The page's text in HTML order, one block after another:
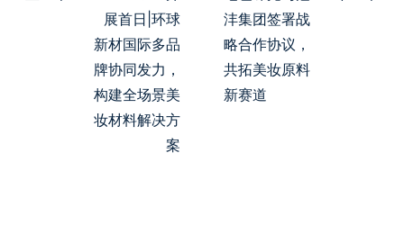
展首日|环球
新材国际多品
牌协同发力，
构建全场景美
妆材料解决方
案
沣集团签署战
略合作协议，
共拓美妆原料
新赛道